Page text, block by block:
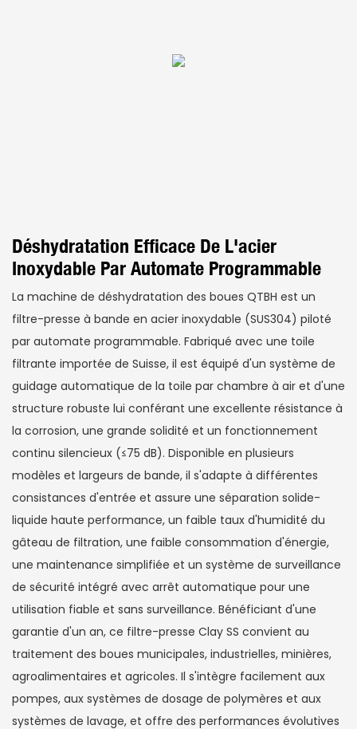
Déshydratation Efficace De L'acier
Inoxydable Par Automate Programmable
La machine de déshydratation des boues QTBH est un
filtre-presse à bande en acier inoxydable (SUS304) piloté
par automate programmable. Fabriqué avec une toile
filtrante importée de Suisse, il est équipé d'un système de
guidage automatique de la toile par chambre à air et d'une
structure robuste lui conférant une excellente résistance à
la corrosion, une grande solidité et un fonctionnement
continu silencieux (≤75 dB). Disponible en plusieurs
modèles et largeurs de bande, il s'adapte à différentes
consistances d'entrée et assure une séparation solide-
liquide haute performance, un faible taux d'humidité du
gâteau de filtration, une faible consommation d'énergie,
une maintenance simplifiée et un système de surveillance
de sécurité intégré avec arrêt automatique pour une
utilisation fiable et sans surveillance. Bénéficiant d'une
garantie d'un an, ce filtre-presse Clay SS convient au
traitement des boues municipales, industrielles, minières,
agroalimentaires et agricoles. Il s'intègre facilement aux
pompes, aux systèmes de dosage de polymères et aux
systèmes de lavage, et offre des performances évolutives